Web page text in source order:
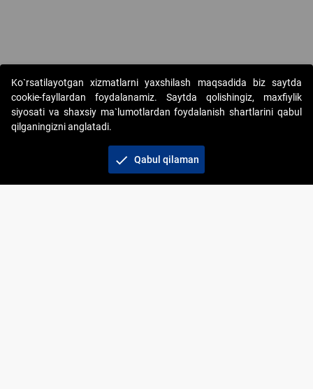
Copyright © 2017-2026. "Elektron onlayn-auksionlarni
tashkil etish" AJ. Barcha huquqlar himoyalangan
Ko`rsatilayotgan xizmatlarni yaxshilash maqsadida biz saytda
cookie-fayllardan foydalanamiz. Saytda qolishingiz, maxfiylik
siyosati va shaxsiy ma`lumotlardan foydalanish shartlarini qabul
qilganingizni anglatadi.
check Qabul qilaman